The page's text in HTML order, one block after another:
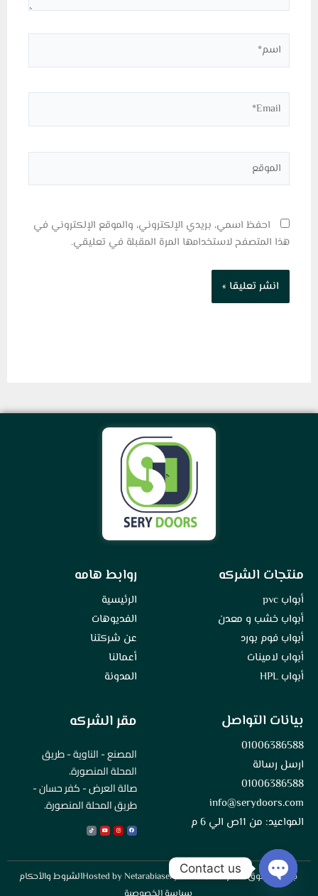
احفظ اسمي، بريدي الإلكتروني، والموقع الإلكتروني في
هذا المتصفح لاستخدامها المرة المقبلة في تعليقي.
منتجات الشركه
أبواب pvc
أبواب خشب و معدن
أبواب فوم بورد
أبواب لامينات
أبواب HPL
روابط هامه
الرئيسية
الفديوهات
عن شركتنا
أعمالنا
المدونة
بيانات التواصل
01006386588
ارسل رسالة
01006386588
info@serydoors.com
المواعيد: من 11ص الي 6 م
مقر الشركه
المصنع - الناوية - طريق
المحلة المنصورة.
صالة العرض - كفر حسان -
طريق المحلة المنصورة.
Facebook
Instagram
Youtube
Tiktok
جميع الحقوق محفوظة © serydoors Hosted by Netarabiaالشروط والأحكام
Contact us
Open